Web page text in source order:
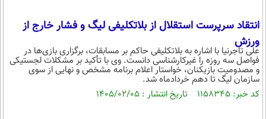
سرگرمی
فناوری
گوناگون
حوادث
پیامک
روانشناسی
آشپزی
دانلود
انتقاد سرپرست استقلال از بلاتکلیفی لیگ و فشار خارج از
ورزش
علی تاجرنیا با اشاره به بلاتکلیفی حاکم بر مسابقات، برگزاری بازی‌ها در
فواصل سه روزه را غیرکارشناسی دانست. وی با تأکید بر مشکلات لجستیکی
و مصدومیت بازیکنان، خواستار اعلام برنامه مشخص و نهایی از سوی
سازمان لیگ تا دهم خردادماه شد.
کد خبر: ۱۱۵۸۳۴۵ تاریخ انتشار : ۱۴۰۵/۰۲/۰۵